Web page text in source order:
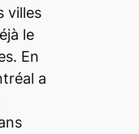
villes
le
En
a